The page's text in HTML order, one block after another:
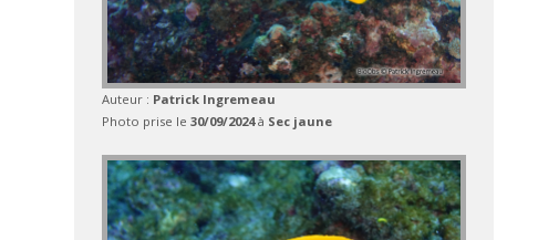
Auteur : Patrick Ingremeau
Photo prise le 30/09/2024à Sec jaune